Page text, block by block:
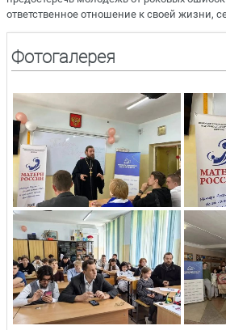
ответственное отношение к своей жизни,
Фотогалерея